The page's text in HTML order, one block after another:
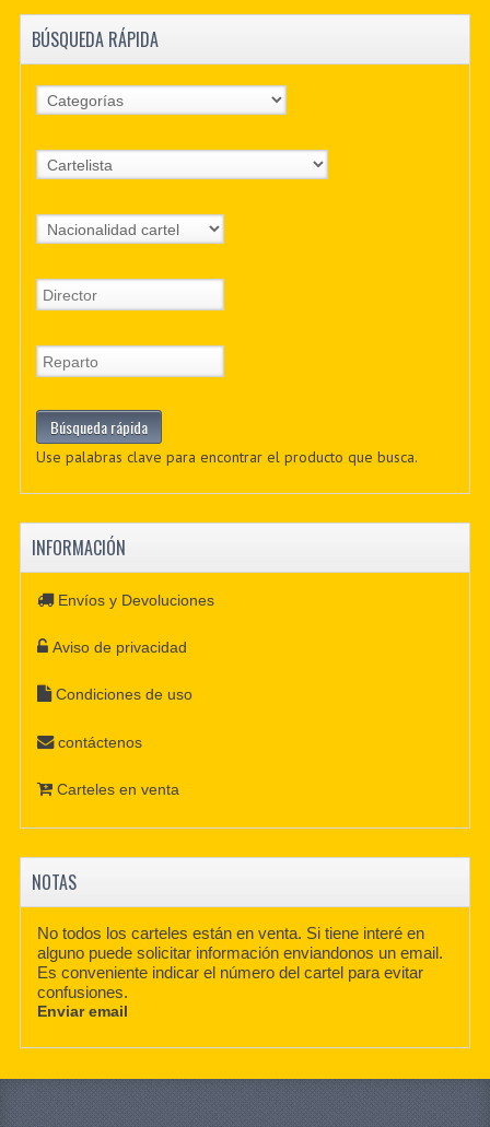
BÚSQUEDA RÁPIDA
Use palabras clave para encontrar el producto que busca.
INFORMACIÓN
Envíos y Devoluciones
Aviso de privacidad
Condiciones de uso
contáctenos
Carteles en venta
NOTAS
No todos los carteles están en venta. Si tiene interé en
alguno puede solicitar información enviandonos un email.
Es conveniente indicar el número del cartel para evitar
confusiones.
Enviar email